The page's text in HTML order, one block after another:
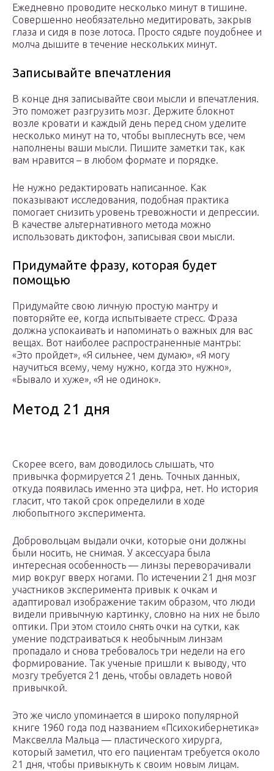
Ежедневно проводите несколько минут в тишине.
Совершенно необязательно медитировать, закрыв
глаза и сидя в позе лотоса. Просто сядьте поудобнее и
молча дышите в течение нескольких минут.
Записывайте впечатления
В конце дня записывайте свои мысли и впечатления.
Это поможет разгрузить мозг. Держите блокнот
возле кровати и каждый день перед сном уделите
несколько минут на то, чтобы выплеснуть все, чем
наполнены ваши мысли. Пишите заметки так, как
вам нравится – в любом формате и порядке.
Не нужно редактировать написанное. Как
показывают исследования, подобная практика
помогает снизить уровень тревожности и депрессии.
В качестве альтернативного метода можно
использовать диктофон, записывая свои мысли.
Придумайте фразу, которая будет
помощью
Придумайте свою личную простую мантру и
повторяйте ее, когда испытываете стресс. Фраза
должна успокаивать и напоминать о важных для вас
вещах. Вот наиболее распространенные мантры:
«Это пройдет», «Я сильнее, чем думаю», «Я могу
научиться всему, чему нужно, когда это нужно»,
«Бывало и хуже», «Я не одинок».
Метод 21 дня
Скорее всего, вам доводилось слышать, что
привычка формируется 21 день. Точных данных,
откуда появилась именно эта цифра, нет. Но история
гласит, что такой срок определили в ходе
любопытного эксперимента.
Добровольцам выдали очки, которые они должны
были носить, не снимая. У аксессуара была
интересная особенность — линзы переворачивали
мир вокруг вверх ногами. По истечении 21 дня мозг
участников эксперимента привык к очкам и
адаптировал изображение таким образом, что люди
видели привычную картинку, словно на них не было
оптики. При этом стоило снять очки на сутки, как
умение подстраиваться к необычным линзам
пропадало и снова требовалось три недели на его
формирование. Так ученые пришли к выводу, что
мозгу требуется 21 день, чтобы овладеть новой
привычкой.
Это же число упоминается в широко популярной
книге 1960 года под названием «Психокибернетика»
Максвелла Мальца — пластического хирурга,
который заметил, что его пациентам требуется около
21 дня, чтобы привыкнуть к своим новым лицам.